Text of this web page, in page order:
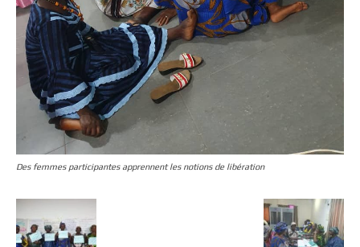
Des femmes participantes apprennent les notions de libération